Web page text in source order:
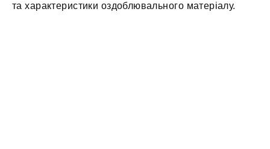
та характеристики оздоблювального матеріалу.